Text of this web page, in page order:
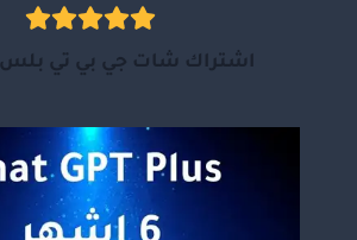
اشتراك شات جي بي تي بلس 3 أشهر